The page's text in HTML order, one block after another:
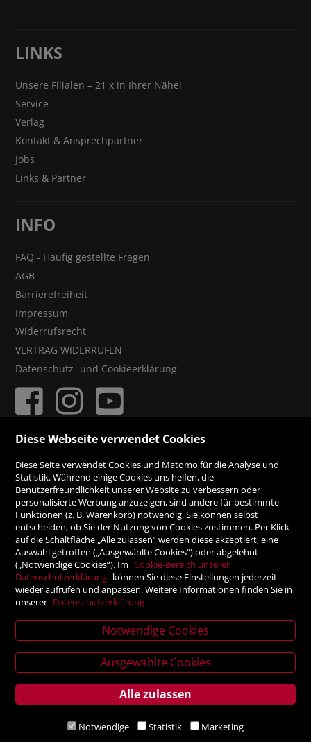
letter
LINKS
Unsere Filialen – 21 x in Ihrer Nähe!
Service
Verlag
Kontakt & Ansprechpartner
Jobs
Links & Partner
INFO
FAQ - Häufig gestellte Fragen
AGB
Barrierefreiheit
Impressum
Widerrufsrecht
VERTRAG WIDERRUFEN
Datenschutz- und Cookieerklärung
Rechnung
Vorauskasse
SICHER ONLINE SHOPPEN!
6020 Innsbruck
Diese Webseite verwendet Cookies
Diese Seite verwendet Cookies und Matomo für die Analyse und
Statistik. Während einige Cookies uns helfen, die
Benutzerfreundlichkeit unserer Website zu verbessern oder
personalisierte Werbung anzuzeigen, sind andere für bestimmte
Funktionen (z. B. Warenkorb) notwendig. Sie können selbst
entscheiden, ob Sie der Nutzung von Cookies zustimmen. Per Klick
auf die Schaltfläche „Alle zulassen“ werden diese akzeptiert, eine
Auswahl getroffen („Ausgewählte Cookies“) oder abgelehnt
(„Notwendige Cookies“). Im Cookie-Bereich unserer
Datenschutzerklärung können Sie diese Einstellungen jederzeit
wieder aufrufen und anpassen. Weitere Informationen finden Sie in
unserer Datenschutzerklärung .
Notwendige Cookies
Ausgewählte Cookies
Alle zulassen
Notwendige Statistik Marketing